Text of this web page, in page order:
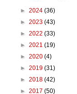
► 2024 (36)
► 2023 (43)
► 2022 (33)
► 2021 (19)
► 2020 (4)
► 2019 (31)
► 2018 (42)
► 2017 (50)